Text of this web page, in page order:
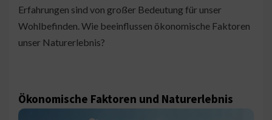
Erfahrungen sind von großer Bedeutung für unser
Wohlbefinden. Wie beeinflussen ökonomische Faktoren
unser Naturerlebnis?
Ökonomische Faktoren und Naturerlebnis